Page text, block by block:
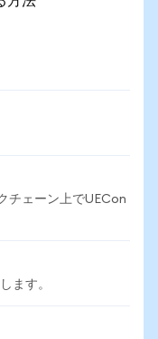
チェーン上でUECon
ます。